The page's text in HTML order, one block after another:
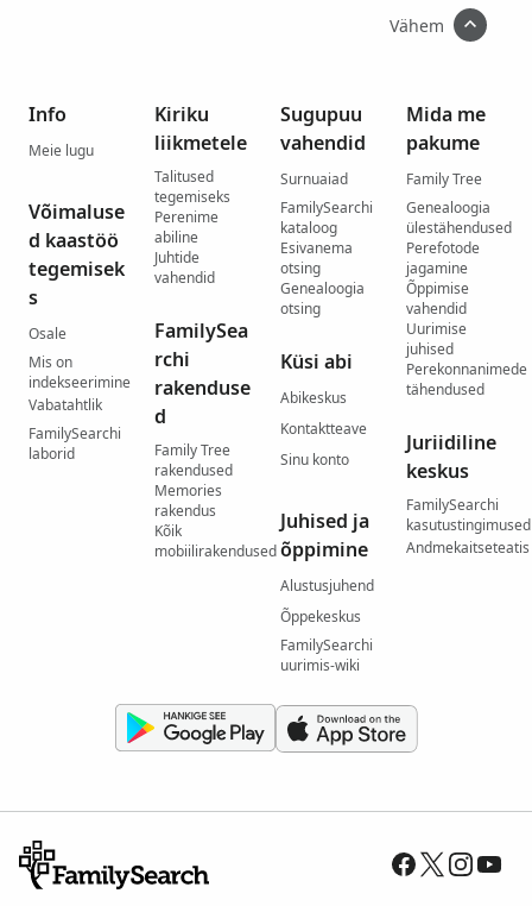
Vähem
Info
Meie lugu
Võimaluse
d kaastöö
tegemisek
s
Osale
Mis on
indekseerimine
Vabatahtlik
FamilySearchi
laborid
Kiriku
liikmetele
Talitused
tegemiseks
Perenime
abiline
Juhtide
vahendid
FamilySea
rchi
rakenduse
d
Family Tree
rakendused
Memories
rakendus
Kõik
mobiilirakendused
Sugupuu
vahendid
Surnuaiad
FamilySearchi
kataloog
Esivanema
otsing
Genealoogia
otsing
Küsi abi
Abikeskus
Kontaktteave
Sinu konto
Juhised ja
õppimine
Alustusjuhend
Õppekeskus
FamilySearchi
uurimis-wiki
Mida me
pakume
Family Tree
Genealoogia
ülestähendused
Perefotode
jagamine
Õppimise
vahendid
Uurimise
juhised
Perekonnanimede
tähendused
Juriidiline
keskus
FamilySearchi
kasutustingimused
Andmekaitseteatis